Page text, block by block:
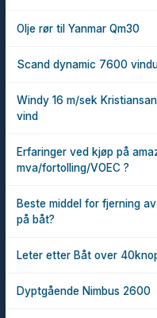
Olje rør til Yanmar Qm30
Scand dynamic 7600
Windy 16 m/sek
vind
Erfaringer ved kjøp på
mva/fortolling/VOEC ?
Beste middel for fjerning
på båt?
Leter etter Båt over
Dyptgående Nimbus 2600